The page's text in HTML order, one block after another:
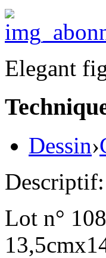
Elegant
Dessin›
Descriptif:
Lot n° 108